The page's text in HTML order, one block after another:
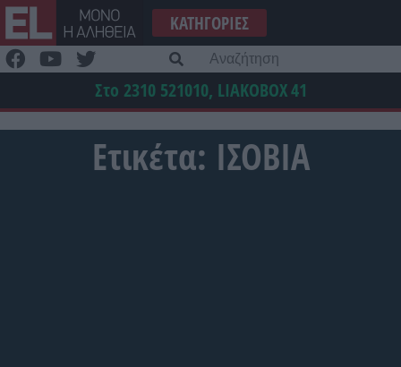
Μετάβαση
στο
περιεχόμενο
ΚΑΤΗΓΟΡΊΕΣ
Στο 2310 521010, LIAKOBOX41
Ετικέτα: ΙΣΟΒΙΑ